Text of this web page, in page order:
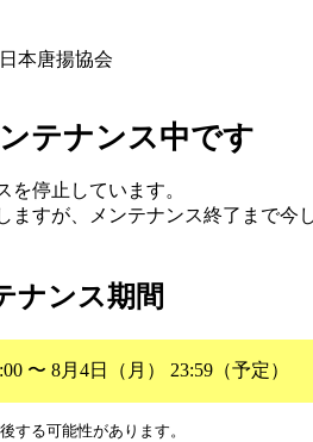
テナンス中です
を停止しています。
ますが、メンテナンス終了まで今
ナンス期間
〜 8月4日（月） 23:59（予定）
する可能性があります。